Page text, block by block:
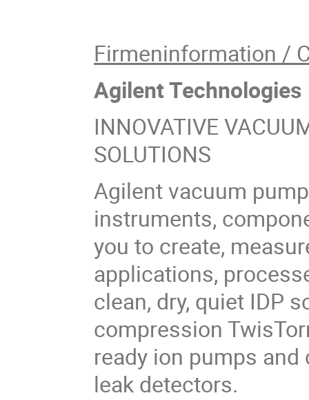
Firmeninformation /
Agilent Technologies
INNOVATIVE
SOLUTIONS
Agilent vacuum
instruments,
you to create,
applications,
clean, dry, quiet IDP
compression
ready ion pumps
leak detectors.